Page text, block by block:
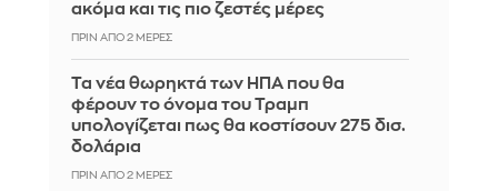
ακόμα και τις πιο ζεστές μέρες
ΠΡΙΝ ΑΠΌ 2 ΜΈΡΕΣ
Τα νέα θωρηκτά των ΗΠΑ που θα
φέρουν το όνομα του Τραμπ
υπολογίζεται πως θα κοστίσουν 275 δισ.
δολάρια
ΠΡΙΝ ΑΠΌ 2 ΜΈΡΕΣ